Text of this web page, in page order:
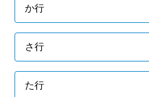
か行
さ行
た行